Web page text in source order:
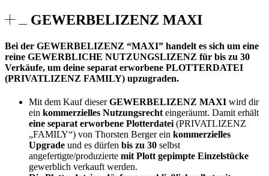
GEWERBELIZENZ MAXI
Bei der GEWERBELIZENZ “MAXI” handelt es sich um eine
reine GEWERBLICHE NUTZUNGSLIZENZ für bis zu 30
Verkäufe, um deine separat erworbene PLOTTERDATEI
(PRIVATLIZENZ FAMILY) upzugraden.
Mit dem Kauf dieserGEWERBELIZENZ MAXI wird dir
ein kommerzielles Nutzungsrecht eingeräumt. Damit erhält
eine separat erworbene Plotterdatei (PRIVATLIZENZ
„FAMILY“) von Thorsten Berger ein kommerzielles
Upgrade und es dürfen bis zu 30 selbst
angefertigte/produzierte mit Plott gepimpte Einzelstücke
gewerblich verkauft werden.